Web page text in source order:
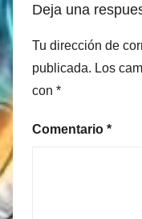
Deja una
Tu dirección de
publicada. Los
con *
Comentario *